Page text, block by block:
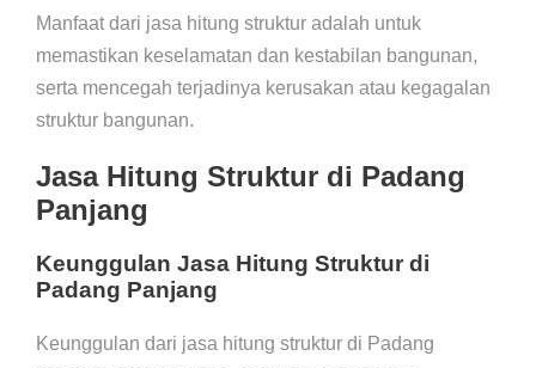
Manfaat dari jasa hitung struktur adalah untuk
memastikan keselamatan dan kestabilan bangunan,
serta mencegah terjadinya kerusakan atau kegagalan
struktur bangunan.
Jasa Hitung Struktur di Padang
Panjang
Keunggulan Jasa Hitung Struktur di
Padang Panjang
Keunggulan dari jasa hitung struktur di Padang